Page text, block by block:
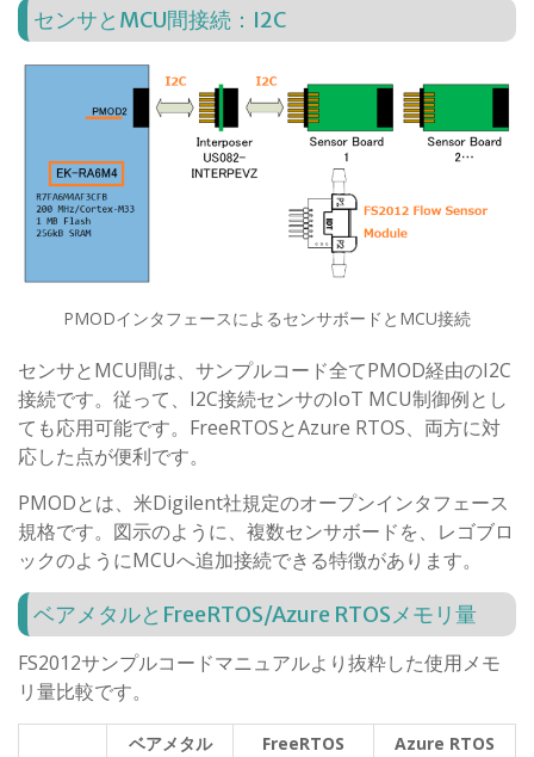
センサとMCU間接続：I2C
PMODインタフェースによるセンサボードとMCU接続
センサとMCU間は、サンプルコード全てPMOD経由のI2C
接続です。従って、I2C接続センサのIoT MCU制御例とし
ても応用可能です。FreeRTOSとAzure RTOS、両方に対
応した点が便利です。
PMODとは、米Digilent社規定のオープンインタフェース
規格です。図示のように、複数センサボードを、レゴブロ
ックのようにMCUへ追加接続できる特徴があります。
ベアメタルとFreeRTOS/Azure RTOSメモリ量
FS2012サンプルコードマニュアルより抜粋した使用メモ
リ量比較です。
ベアメタル FreeRTOS
Azure RTOS